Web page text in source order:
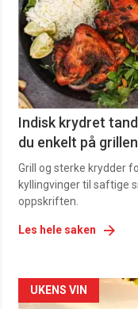
Indisk krydret
du enkelt på grillen
Grill og sterke krydder
kyllingvinger til saftige
oppskriften.
Les hele saken
Forsiden
UKENS VIN